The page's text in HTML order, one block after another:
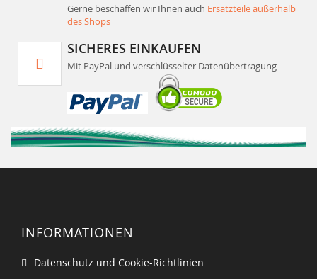
Gerne beschaffen wir Ihnen auch Ersatzteile außerhalb
des Shops
SICHERES EINKAUFEN
Mit PayPal und verschlüsselter Datenübertragung
INFORMATIONEN
Datenschutz und Cookie-Richtlinien